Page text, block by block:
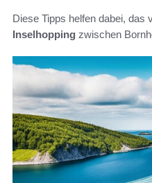
Diese Tipps helfen dabei, das
Inselhopping zwischen